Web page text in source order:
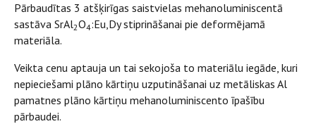
Pārbaudītas 3 atšķirīgas saistvielas mehanoluminiscentā
sastāva SrAl2O4:Eu,Dy stiprināšanai pie deformējamā
materiāla.
Veikta cenu aptauja un tai sekojoša to materiālu iegāde, kuri
nepieciešami plāno kārtiņu uzputināšanai uz metāliskas Al
pamatnes plāno kārtiņu mehanoluminiscento īpašību
pārbaudei.